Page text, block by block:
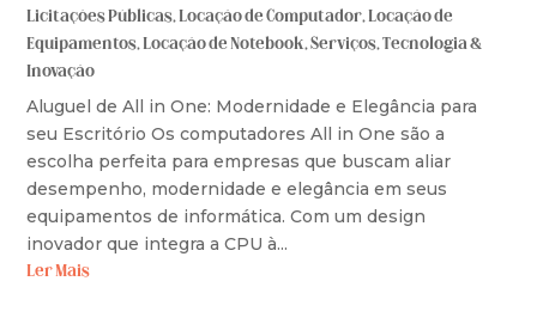
Licitações Públicas,Locação de Computador,Locação de
Equipamentos,Locação de Notebook,Serviços,Tecnologia &
Inovação
Aluguel de All in One: Modernidade e Elegância para
seu Escritório Os computadores All in One são a
escolha perfeita para empresas que buscam aliar
desempenho, modernidade e elegância em seus
equipamentos de informática. Com um design
inovador que integra a CPU à...
Ler Mais